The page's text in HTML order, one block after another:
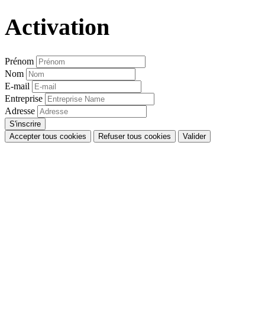
Activation
Prénom
Nom
E-mail
Entreprise
Adresse
Accepter tous cookies Refuser tous cookies Valider